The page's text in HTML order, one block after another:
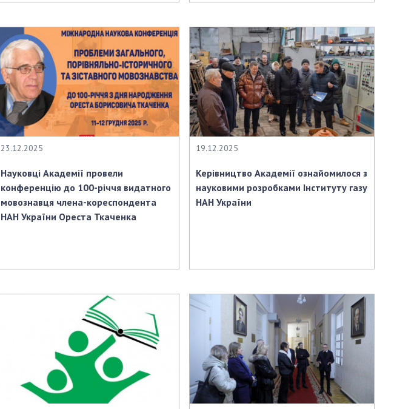
23.12.2025
Науковці Академії провели
конференцію до 100-річчя видатного
мовознавця члена-кореспондента
НАН України Ореста Ткаченка
19.12.2025
Керівництво Академії ознайомилося з
науковими розробками Інституту газу
НАН України